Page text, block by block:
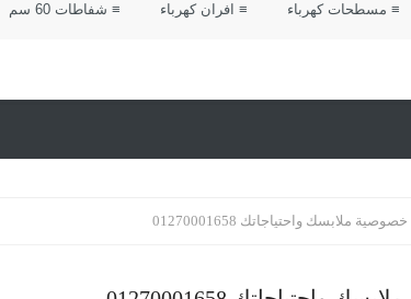
≡ مسطحات كهرباء ≡ افران كهرباء ≡ شفاطات 60 سم
واحتياجاتك 01270001658